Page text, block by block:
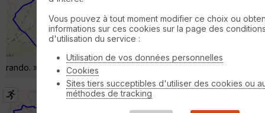
Randonnée Pédestre 9 km
petite rando dans la forêt de Bouconne en
de pique-nique pour se restaurer après la
rando. »
Forest Trail 4 février 2012
Vous pouvez à tout moment modifier ce choix ou
informations sur ces cookies sur la page des
d'utilisation du service :
Utilisation de vos données personnelles
Cookies
Sites tiers succeptibles d'utiliser des cookies ou
méthodes de tracking